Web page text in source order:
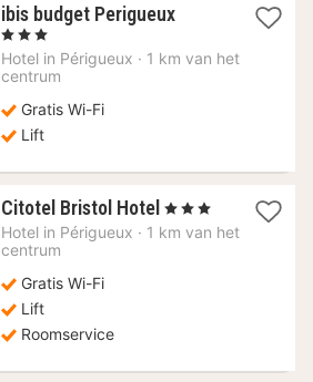
ibis budget Perigueux1
vanaf
, 3 Sterren
Hotel in Périgueux · 1 km van het
centrum
Gratis Wi-Fi
Lift
Citotel Bristol Hotel 1
nacht
, 3 Sterren
Hotel in Périgueux · 1 km van het
centrum
Gratis Wi-Fi
Lift
Roomservice